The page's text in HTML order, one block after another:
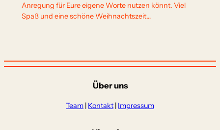
Anregung für Eure eigene Worte nutzen könnt. Viel
Spaß und eine schöne Weihnachtszeit…
Über uns
Team | Kontakt | Impressum